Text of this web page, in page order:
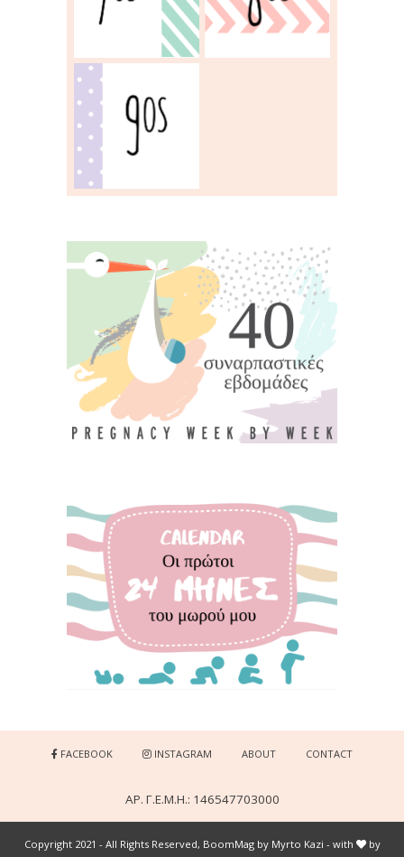
FACEBOOK INSTAGRAM ABOUT CONTACT
ΑΡ. Γ.Ε.Μ.Η.: 146547703000
Copyright 2021 - All Rights Reserved, BoomMag by Myrto Kazi - with by